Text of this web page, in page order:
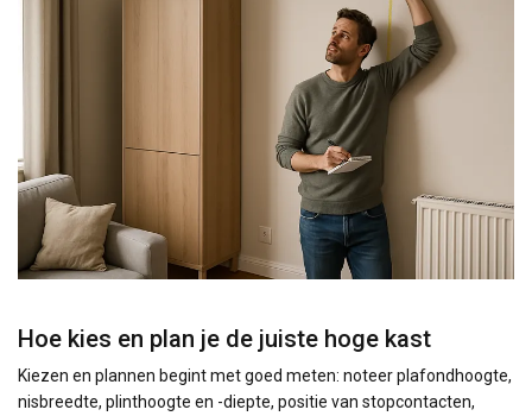
Hoe kies en plan je de juiste hoge kast
Kiezen en plannen begint met goed meten: noteer plafondhoogte,
nisbreedte, plinthoogte en -diepte, positie van stopcontacten,